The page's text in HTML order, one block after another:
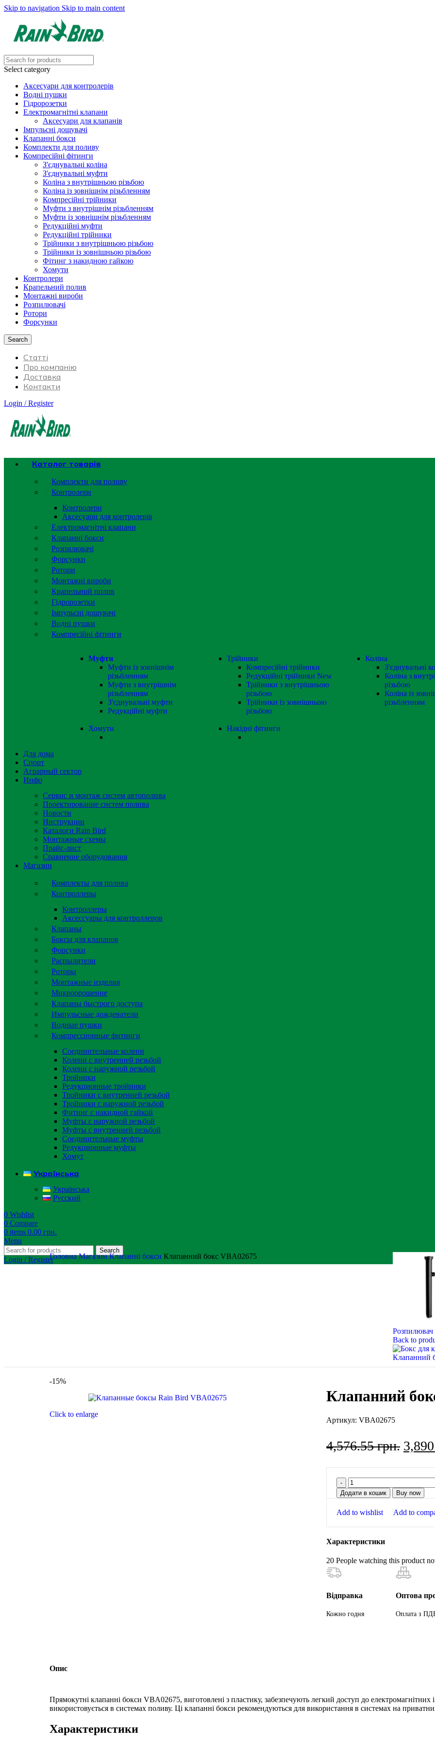
Skip to navigation Skip to main content
Select category
Аксесуари для контролерів
Водні пушки
Гідророзетки
Електромагнітні клапани
Аксесуари для клапанів
Імпульсні дощувачі
Клапанні бокси
Комплекти для поливу
Компресійні фітинги
З'єднувальні коліна
З'єднувальні муфти
Коліна з внутрішньою різьбою
Коліна із зовнішнім різьбленням
Компресійні трійники
Муфти з внутрішнім різьбленням
Муфти із зовнішнім різьбленням
Редукційні муфти
Редукційні трійники
Трійники з внутрішньою різьбою
Трійники із зовнішньою різьбою
Фітинг з накидною гайкою
Хомути
Контролери
Крапельний полив
Монтажні вироби
Розпилювачі
Ротори
Форсунки
Search
Статті
Про компанію
Доставка
Контакти
Login / Register
Каталог товарів
Комплекти для поливу
Контролери
Контролери
Аксесуари для контролерів
Електромагнітні клапани
Клапанні бокси
Розпилювачі
Форсунки
Ротори
Монтажні вироби
Крапельний полив
Гідророзетки
Імпульсні дощувачі
Водні пушки
Компресійні фітинги
Муфти
Муфти із зовнішнім
різьбленням
Муфти з внутрішнім
різьбленням
З'єднувальні муфти
Редукційні муфти
Трійники
Компресійні трійники
Редукційні трійники New
Трійники з внутрішньою
різьбою
Трійники із зовнішньою
різьбою
Коліна
З'єднувальні
Коліна з
різьбою
Коліна із
різьбленням
Хомути Накідні фітинги
Для дома
Спорт
Аграрный сектор
Инфо
Сервис и монтаж систем автополива
Проектирование систем полива
Новости
Инструкции
Каталоги Rain Bird
Монтажные схемы
Прайс-лист
Сравнение оборудования
Магазин
Комплекты для полива
Контроллеры
Контроллеры
Аксессуары для контроллеров
Клапаны
Боксы для клапанов
Форсунки
Распылители
Роторы
Монтажные изделия
Микроорошение
Клапаны быстрого доступа
Импульсные дождеватели
Водные пушки
Компрессионные фитинги
Соединительные колени
Колени с внутренней резьбой
Колени с наружной резьбой
Тройники
Редукционные тройники
Тройники с внутренней резьбой
Тройники с наружной резьбой
Фитинг с накидной гайкой
Муфты с наружной резьбой
Муфты с внутренней резьбой
Соединительные муфты
Редукционные муфты
Хомут
Українська
Українська
Русский
0 Wishlist
0 Compare
0 items 0.00 грн.
Menu
Search
Login / RegisterГоловнаМагазинКлапанні бокси Клапанний бокс VBA02675
Back to
Клапанний
-15%
Click to enlarge
Клапанний
Артикул: VBA02675
4,576.55грн.
Додати в кошик Buy now
Add to wishlist Add to
Характеристики
20 People watching this product
Відправка
Кожно годня
Оптова
Оплата з
Опис
Прямокутні клапанні бокси VBA02675, виготовлені з пластику, забезпечують легкий доступ до
використовується в системах поливу. Ці клапанні бокси рекомендуються для використання в системах на
Характеристики